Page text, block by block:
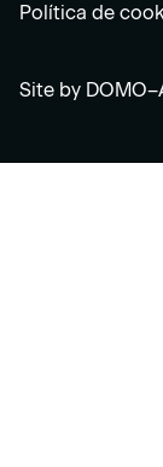
Política de
Site by